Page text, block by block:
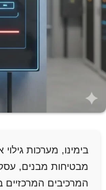
בימינו, מערכות
מבטיחות מבנים,
המרכיבים המרכזיים